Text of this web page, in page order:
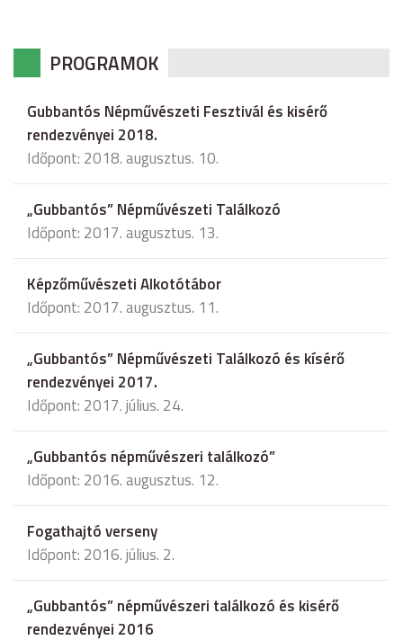
PROGRAMOK
Gubbantós Népművészeti Fesztivál és kisérő
rendezvényei 2018.
Időpont: 2018. augusztus. 10.
„Gubbantós” Népművészeti Találkozó
Időpont: 2017. augusztus. 13.
Képzőművészeti Alkotótábor
Időpont: 2017. augusztus. 11.
„Gubbantós” Népművészeti Találkozó és kísérő
rendezvényei 2017.
Időpont: 2017. július. 24.
„Gubbantós népművészeri találkozó”
Időpont: 2016. augusztus. 12.
Fogathajtó verseny
Időpont: 2016. július. 2.
„Gubbantós” népművészeri találkozó és kisérő
rendezvényei 2016